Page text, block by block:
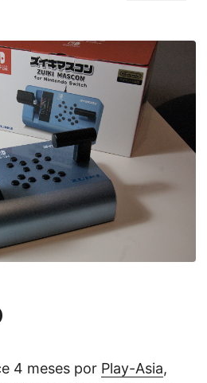
4 meses por Play-Asia,